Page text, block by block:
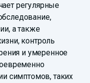
регулярные
а также
контроль
и умеренное
симптомов, таких